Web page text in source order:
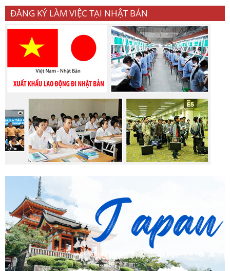
ĐĂNG KÝ LÀM VIỆC TẠI NHẬT BẢN